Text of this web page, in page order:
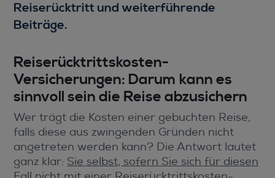
Reiserücktritt und weiterführende
Beiträge.
Reiserücktrittskosten-
Versicherungen: Darum kann es
sinnvoll sein die Reise abzusichern
Wer trägt die Kosten einer gebuchten Reise,
falls diese aus zwingenden Gründen nicht
angetreten werden kann? Die Antwort lautet
ganz klar: Sie selbst, sofern Sie sich für diesen